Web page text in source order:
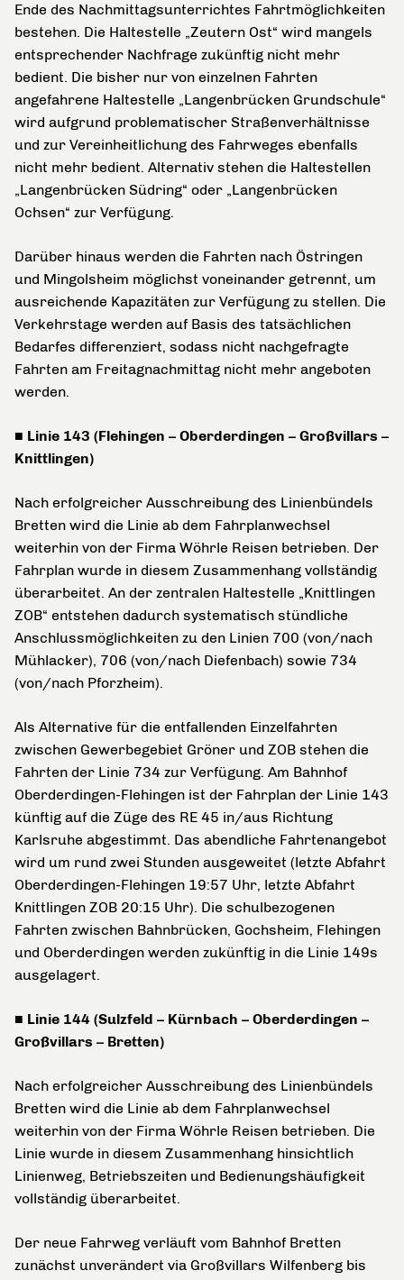
Ende des Nachmittagsunterrichtes Fahrtmöglichkeiten
bestehen. Die Haltestelle „Zeutern Ost“ wird mangels
entsprechender Nachfrage zukünftig nicht mehr
bedient. Die bisher nur von einzelnen Fahrten
angefahrene Haltestelle „Langenbrücken Grundschule“
wird aufgrund problematischer Straßenverhältnisse
und zur Vereinheitlichung des Fahrweges ebenfalls
nicht mehr bedient. Alternativ stehen die Haltestellen
„Langenbrücken Südring“ oder „Langenbrücken
Ochsen“ zur Verfügung.
Darüber hinaus werden die Fahrten nach Östringen
und Mingolsheim möglichst voneinander getrennt, um
ausreichende Kapazitäten zur Verfügung zu stellen. Die
Verkehrstage werden auf Basis des tatsächlichen
Bedarfes differenziert, sodass nicht nachgefragte
Fahrten am Freitagnachmittag nicht mehr angeboten
werden.
■ Linie 143 (Flehingen – Oberderdingen – Großvillars –
Knittlingen)
Nach erfolgreicher Ausschreibung des Linienbündels
Bretten wird die Linie ab dem Fahrplanwechsel
weiterhin von der Firma Wöhrle Reisen betrieben. Der
Fahrplan wurde in diesem Zusammenhang vollständig
überarbeitet. An der zentralen Haltestelle „Knittlingen
ZOB“ entstehen dadurch systematisch stündliche
Anschlussmöglichkeiten zu den Linien 700 (von/nach
Mühlacker), 706 (von/nach Diefenbach) sowie 734
(von/nach Pforzheim).
Als Alternative für die entfallenden Einzelfahrten
zwischen Gewerbegebiet Gröner und ZOB stehen die
Fahrten der Linie 734 zur Verfügung. Am Bahnhof
Oberderdingen-Flehingen ist der Fahrplan der Linie 143
künftig auf die Züge des RE 45 in/aus Richtung
Karlsruhe abgestimmt. Das abendliche Fahrtenangebot
wird um rund zwei Stunden ausgeweitet (letzte Abfahrt
Oberderdingen-Flehingen 19:57 Uhr, letzte Abfahrt
Knittlingen ZOB 20:15 Uhr). Die schulbezogenen
Fahrten zwischen Bahnbrücken, Gochsheim, Flehingen
und Oberderdingen werden zukünftig in die Linie 149s
ausgelagert.
■ Linie 144 (Sulzfeld – Kürnbach – Oberderdingen –
Großvillars – Bretten)
Nach erfolgreicher Ausschreibung des Linienbündels
Bretten wird die Linie ab dem Fahrplanwechsel
weiterhin von der Firma Wöhrle Reisen betrieben. Die
Linie wurde in diesem Zusammenhang hinsichtlich
Linienweg, Betriebszeiten und Bedienungshäufigkeit
vollständig überarbeitet.
Der neue Fahrweg verläuft vom Bahnhof Bretten
zunächst unverändert via Großvillars Wilfenberg bis